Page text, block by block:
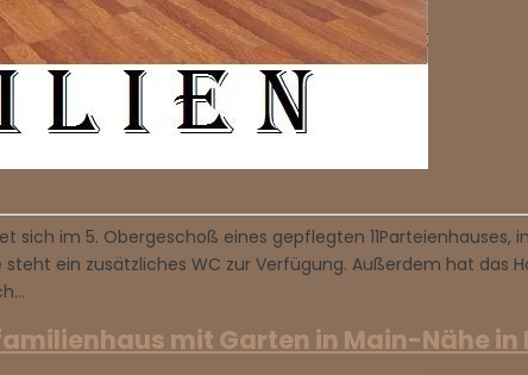
im 5. Obergeschoß eines gepflegten 11Parteienhauses,
ein zusätzliches WC zur Verfügung. Außerdem hat das
mit Garten in Main-Nähe in